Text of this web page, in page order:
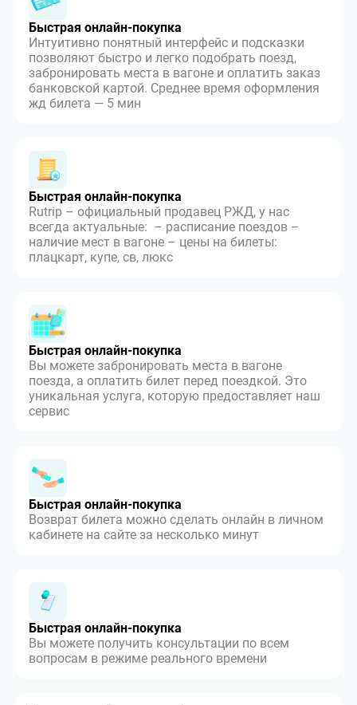
Быстрая онлайн-покупка
Интуитивно понятный интерфейс и подсказки
позволяют быстро и легко подобрать поезд,
забронировать места в вагоне и оплатить заказ
банковской картой. Среднее время оформления
жд билета — 5 мин
Быстрая онлайн-покупка
Rutrip – официальный продавец РЖД, у нас
всегда актуальные: – расписание поездов –
наличие мест в вагоне – цены на билеты:
плацкарт, купе, св, люкс
Быстрая онлайн-покупка
Вы можете забронировать места в вагоне
поезда, а оплатить билет перед поездкой. Это
уникальная услуга, которую предоставляет наш
сервис
Быстрая онлайн-покупка
Возврат билета можно сделать онлайн в личном
кабинете на сайте за несколько минут
Быстрая онлайн-покупка
Вы можете получить консультации по всем
вопросам в режиме реального времени